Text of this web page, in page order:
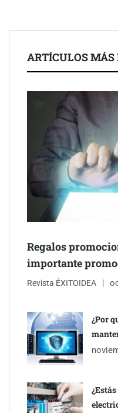
ARTÍCULOS MÁS
Regalos
importante
Revista ÉXITOIDEA
¿Por